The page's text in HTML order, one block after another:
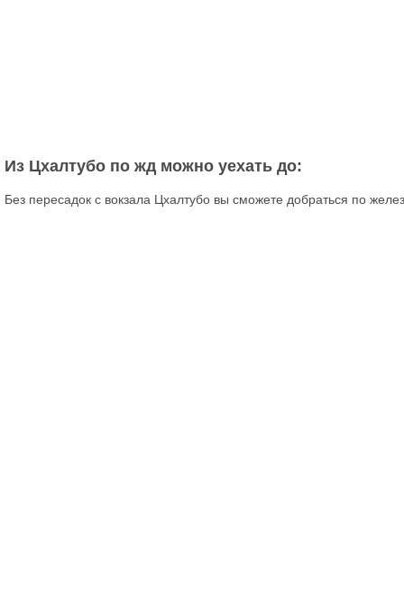
Из Цхалтубо по жд можно уехать до:
Без пересадок с вокзала Цхалтубо вы сможете добраться по